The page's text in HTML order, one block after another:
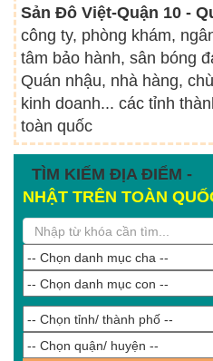
Sản Đô Việt-Quận 10 -
công ty, phòng khám,
tâm bảo hành, sân bóng
Quán nhậu, nhà hàng,
kinh doanh... các tỉnh
toàn quốc
TÌM KIẾM ĐỊA ĐIỂM -
NHẬT TRÊN TOÀN